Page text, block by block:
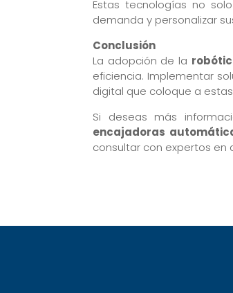
Estas tecnologías no
demanda y personalizar
Conclusión
La adopción de la
eficiencia. Implementar
digital que coloque a
Si deseas más
encajadoras
consultar con expertos en